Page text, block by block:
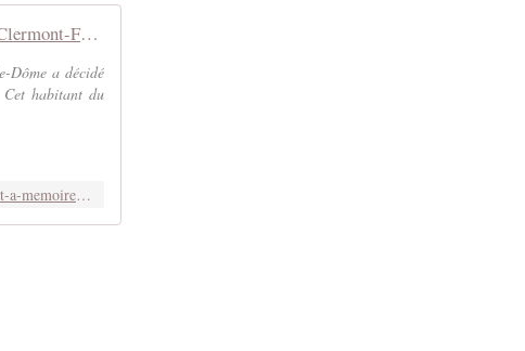
Clermont-Ferrand : interdiction d'un rassemblement à la mémoire de Wissam
Dôme a décidé
habitant du
https://rapportsdeforce.fr/societe/clermont-ferrand-interdiction-dun-rassemblement-a-memoire-de-wissam-mort-2012-apres-arrestation-11191129